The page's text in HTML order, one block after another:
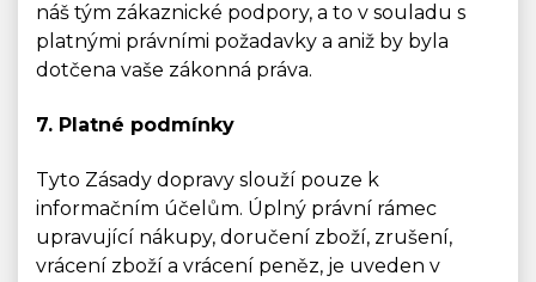
náš tým zákaznické podpory, a to v souladu s
platnými právními požadavky a aniž by byla
dotčena vaše zákonná práva.
7. Platné podmínky
Tyto Zásady dopravy slouží pouze k
informačním účelům. Úplný právní rámec
upravující nákupy, doručení zboží, zrušení,
vrácení zboží a vrácení peněz, je uveden v